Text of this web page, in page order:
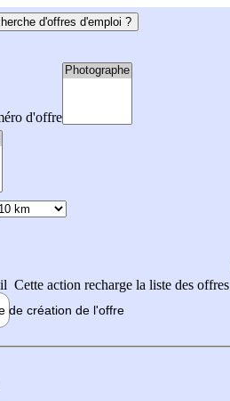
d'offres d'emploi ?
d'offre
Cette action recharge la liste des offres
de création de l'offre